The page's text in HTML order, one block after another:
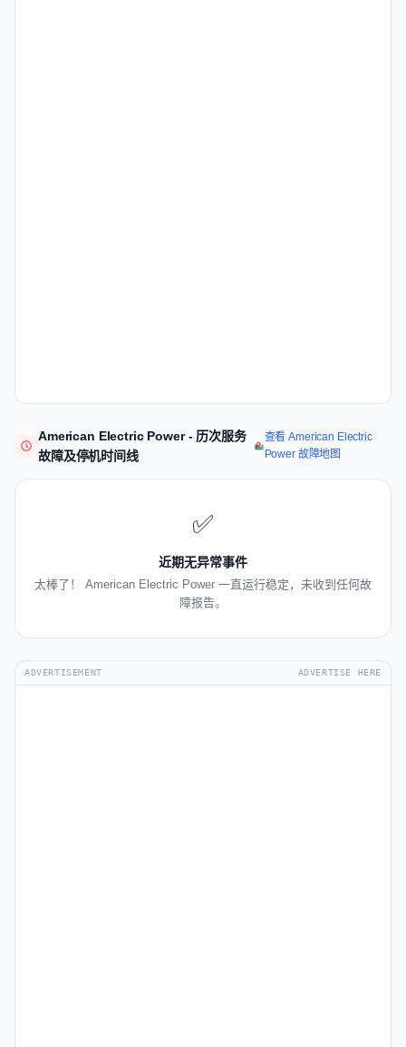
American Electric Power - 历次服务
故障及停机时间线
查看 American Electric
Power 故障地图
✅
近期无异常事件
太棒了！ American Electric Power 一直运行稳定，未收到任何故
障报告。
ADVERTISEMENT ADVERTISE HERE